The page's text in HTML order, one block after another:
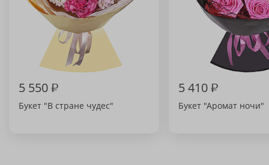
5 550₽
Букет "В стране чудес"
5 410₽
Букет "Аромат ночи"